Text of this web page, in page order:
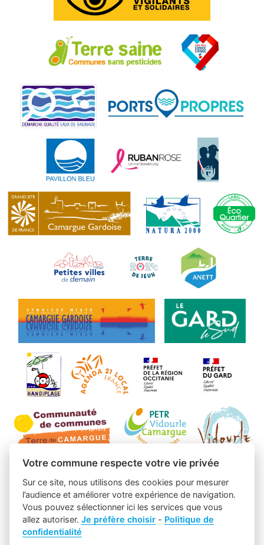
Votre commune respecte votre vie privée
Sur ce site, nous utilisons des cookies pour mesurer
l’audience et améliorer votre expérience de navigation.
Vous pouvez sélectionner ici les services que vous
allez autoriser.Je préfère choisir - Politique de
confidentialité